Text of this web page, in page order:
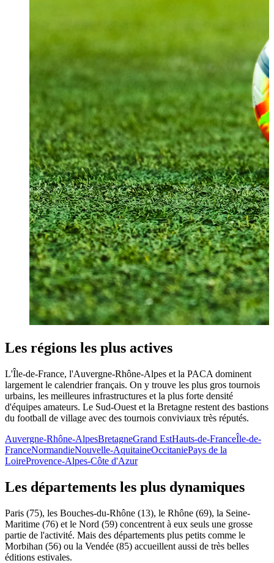
Les régions les plus actives
L'Île-de-France, l'Auvergne-Rhône-Alpes et la PACA dominent
largement le calendrier français. On y trouve les plus gros tournois
urbains, les meilleures infrastructures et la plus forte densité
d'équipes amateurs. Le Sud-Ouest et la Bretagne restent des bastions
du football de village avec des tournois conviviaux très réputés.
Auvergne-Rhône-AlpesBretagneGrand EstHauts-de-FranceÎle-de-
FranceNormandieNouvelle-AquitaineOccitaniePays de la
LoireProvence-Alpes-Côte d'Azur
Les départements les plus dynamiques
Paris (75), les Bouches-du-Rhône (13), le Rhône (69), la Seine-
Maritime (76) et le Nord (59) concentrent à eux seuls une grosse
partie de l'activité. Mais des départements plus petits comme le
Morbihan (56) ou la Vendée (85) accueillent aussi de très belles
éditions estivales.